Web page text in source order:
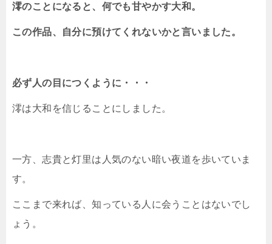
澪のことになると、何でも甘やかす大和。
この作品、自分に預けてくれないかと言いました。
必ず人の目につくように・・・
澪は大和を信じることにしました。
一方、志貴と灯里は人気のない暗い夜道を歩いていま
す。
ここまで来れば、知っている人に会うことはないでし
ょう。